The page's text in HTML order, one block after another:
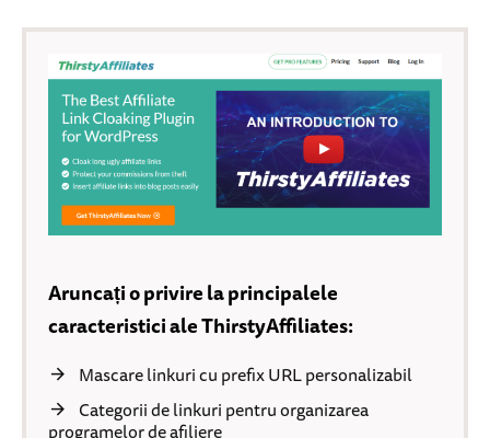
Aruncați o privire la principalele
caracteristici ale ThirstyAffiliates:
Mascare linkuri cu prefix URL personalizabil
Categorii de linkuri pentru organizarea
programelor de afiliere